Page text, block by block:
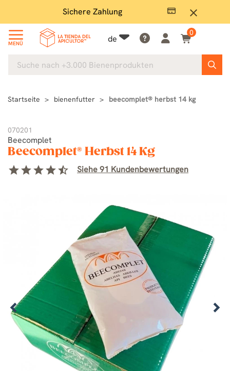
close
Sichere Zahlung
MENÜ de
0
Startseite bienenfutter beecomplet® herbst 14 kg
070201
Beecomplet
Beecomplet® Herbst 14 Kg
starstarstarstarstar_half Siehe 91 Kundenbewertungen